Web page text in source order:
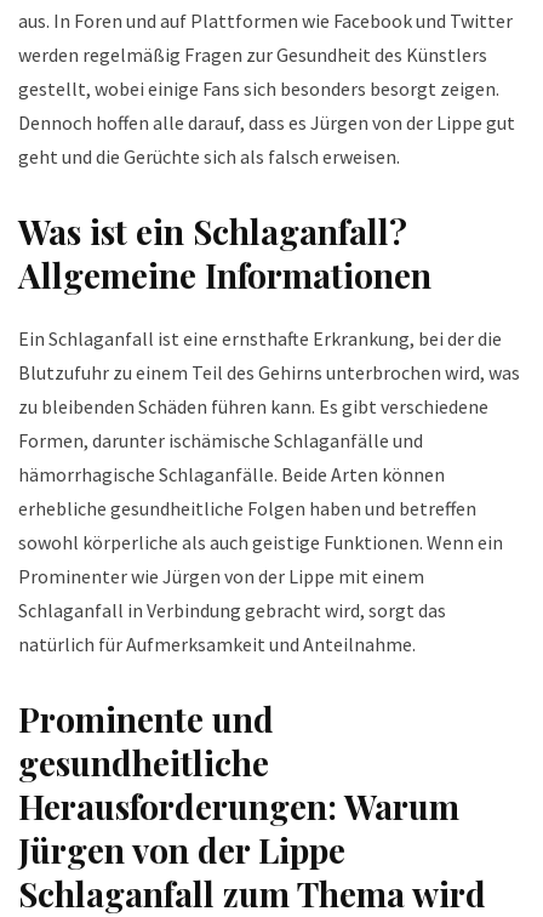
aus. In Foren und auf Plattformen wie Facebook und Twitter
werden regelmäßig Fragen zur Gesundheit des Künstlers
gestellt, wobei einige Fans sich besonders besorgt zeigen.
Dennoch hoffen alle darauf, dass es Jürgen von der Lippe gut
geht und die Gerüchte sich als falsch erweisen.
Was ist ein Schlaganfall?
Allgemeine Informationen
Ein Schlaganfall ist eine ernsthafte Erkrankung, bei der die
Blutzufuhr zu einem Teil des Gehirns unterbrochen wird, was
zu bleibenden Schäden führen kann. Es gibt verschiedene
Formen, darunter ischämische Schlaganfälle und
hämorrhagische Schlaganfälle. Beide Arten können
erhebliche gesundheitliche Folgen haben und betreffen
sowohl körperliche als auch geistige Funktionen. Wenn ein
Prominenter wie Jürgen von der Lippe mit einem
Schlaganfall in Verbindung gebracht wird, sorgt das
natürlich für Aufmerksamkeit und Anteilnahme.
Prominente und
gesundheitliche
Herausforderungen: Warum
Jürgen von der Lippe
Schlaganfall zum Thema wird